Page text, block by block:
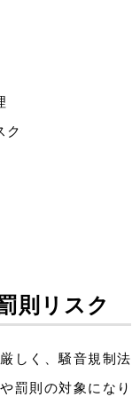
ク
則リスク
しく、騒音規制法
罰則の対象になり